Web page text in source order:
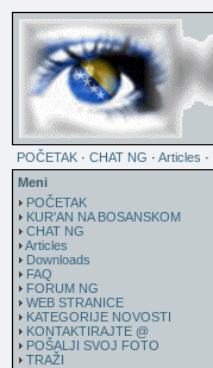
POČETAK · CHAT NG · Articles ·
Meni
POČETAK
KUR'AN NA BOSANSKOM
CHAT NG
Articles
Downloads
FAQ
FORUM NG
WEB STRANICE
KATEGORIJE NOVOSTI
KONTAKTIRAJTE @
POŠALJI SVOJ FOTO
TRAŽI